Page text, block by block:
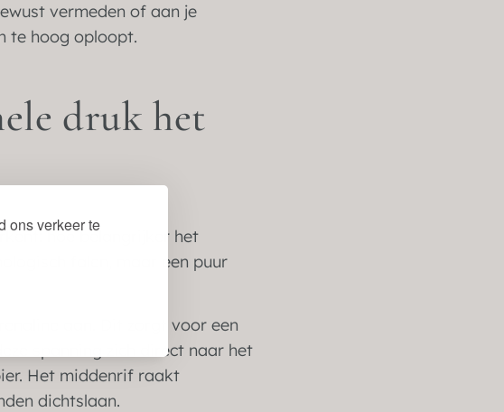
ons verkeer te
vermeden of aan je
te hoog oploopt.
druk het
hoe belangrijker het
falen, maar een puur
aan. Dit zorgt voor een
spanning zich direct naar het
Het middenrif raakt
dichtslaan.